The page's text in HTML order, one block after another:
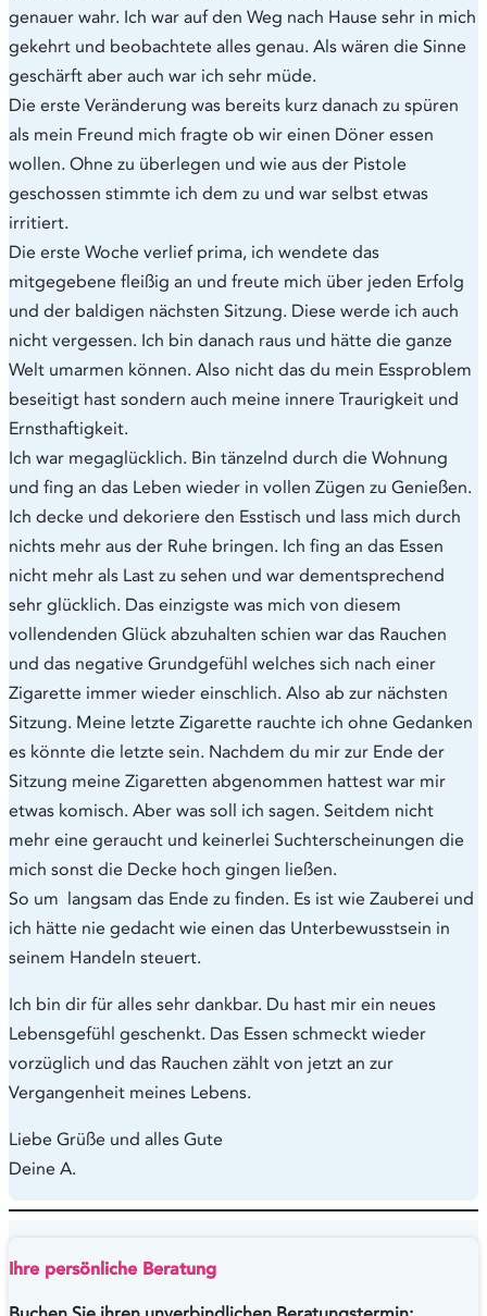
genauer wahr. Ich war auf den Weg nach Hause sehr in mich
gekehrt und beobachtete alles genau. Als wären die Sinne
geschärft aber auch war ich sehr müde.
Die erste Veränderung was bereits kurz danach zu spüren
als mein Freund mich fragte ob wir einen Döner essen
wollen. Ohne zu überlegen und wie aus der Pistole
geschossen stimmte ich dem zu und war selbst etwas
irritiert.
Die erste Woche verlief prima, ich wendete das
mitgegebene fleißig an und freute mich über jeden Erfolg
und der baldigen nächsten Sitzung. Diese werde ich auch
nicht vergessen. Ich bin danach raus und hätte die ganze
Welt umarmen können. Also nicht das du mein Essproblem
beseitigt hast sondern auch meine innere Traurigkeit und
Ernsthaftigkeit.
Ich war megaglücklich. Bin tänzelnd durch die Wohnung
und fing an das Leben wieder in vollen Zügen zu Genießen.
Ich decke und dekoriere den Esstisch und lass mich durch
nichts mehr aus der Ruhe bringen. Ich fing an das Essen
nicht mehr als Last zu sehen und war dementsprechend
sehr glücklich. Das einzigste was mich von diesem
vollendenden Glück abzuhalten schien war das Rauchen
und das negative Grundgefühl welches sich nach einer
Zigarette immer wieder einschlich. Also ab zur nächsten
Sitzung. Meine letzte Zigarette rauchte ich ohne Gedanken
es könnte die letzte sein. Nachdem du mir zur Ende der
Sitzung meine Zigaretten abgenommen hattest war mir
etwas komisch. Aber was soll ich sagen. Seitdem nicht
mehr eine geraucht und keinerlei Suchterscheinungen die
mich sonst die Decke hoch gingen ließen.
So um langsam das Ende zu finden. Es ist wie Zauberei und
ich hätte nie gedacht wie einen das Unterbewusstsein in
seinem Handeln steuert.
Ich bin dir für alles sehr dankbar. Du hast mir ein neues
Lebensgefühl geschenkt. Das Essen schmeckt wieder
vorzüglich und das Rauchen zählt von jetzt an zur
Vergangenheit meines Lebens.
Liebe Grüße und alles Gute
Deine A.
Ihre persönliche Beratung